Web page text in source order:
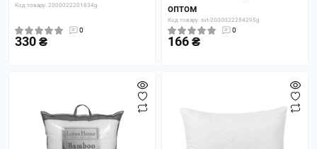
Код товару: 2000022201834g
0
330 ₴
оптом
Код товару: svt-2000022284295g
0
166 ₴